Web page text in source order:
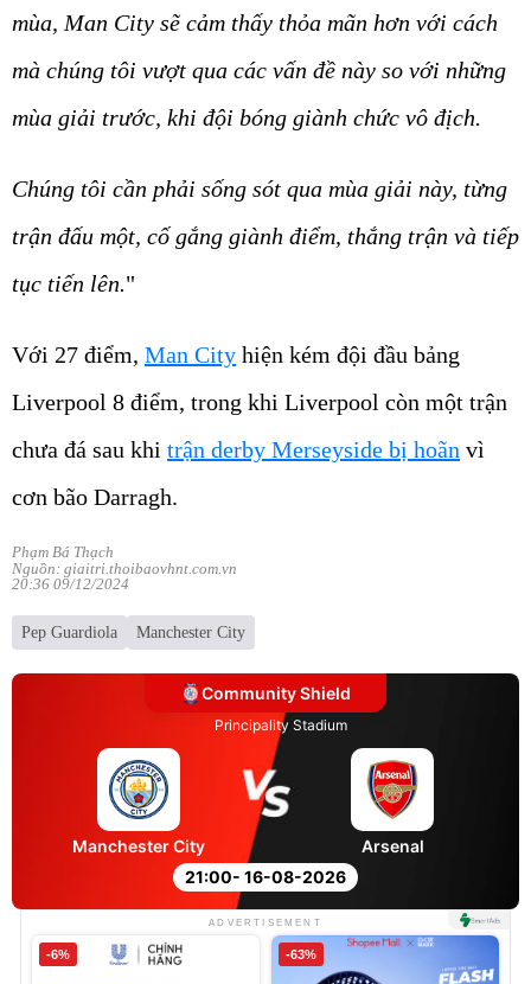
mùa, Man City sẽ cảm thấy thỏa mãn hơn với cách
mà chúng tôi vượt qua các vấn đề này so với những
mùa giải trước, khi đội bóng giành chức vô địch.
Chúng tôi cần phải sống sót qua mùa giải này, từng
trận đấu một, cố gắng giành điểm, thắng trận và tiếp
tục tiến lên."
Với 27 điểm, Man City hiện kém đội đầu bảng
Liverpool 8 điểm, trong khi Liverpool còn một trận
chưa đá sau khi trận derby Merseyside bị hoãn vì
cơn bão Darragh.
Phạm Bá Thạch
Nguồn: giaitri.thoibaovhnt.com.vn
20:36 09/12/2024
Pep Guardiola Manchester City
Community Shield
Principality Stadium
21:00- 16-08-2026
Manchester City Arsenal
ADVERTISEMENT
-6% -63%